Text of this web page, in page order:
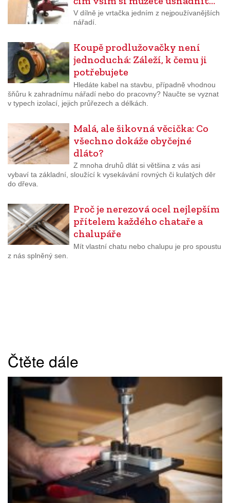
V dílně je vrtačka jedním z nejpoužívanějších
nářadí.
Koupě prodlužovačky není
jednoduchá: Záleží, k čemu ji
potřebujete
Hledáte kabel na stavbu, případně vhodnou
šňůru k zahradnímu nářadí nebo do pracovny? Naučte se vyznat
v typech izolací, jejich průřezech a délkách.
Malá, ale šikovná věcička: Co
všechno dokáže obyčejné
dláto?
Z mnoha druhů dlát si většina z vás asi
vybaví ta základní, sloužící k vysekávání rovných či kulatých děr
do dřeva.
Proč je nerezová ocel nejlepším
přítelem každého chataře a
chalupáře
Mít vlastní chatu nebo chalupu je pro spoustu
z nás splněný sen.
Čtěte dále